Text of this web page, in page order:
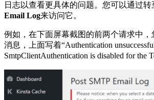
日志以查看更具体的问题。您可以通过转
Email Log来访问它。
例如，在下面屏幕截图的前两个请求中
消息，上面写着“Authentication
SmtpClientAuthentication is disabled for the